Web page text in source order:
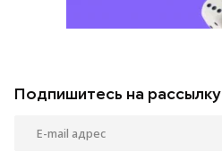
Подпишитесь на рассылку